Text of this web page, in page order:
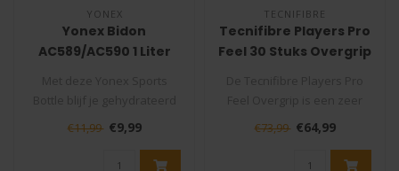
YONEX
Yonex Bidon
AC589/AC590 1 Liter
tijdens je intensieve trainin..
€11,99 €9,99
TECNIFIBRE
Tecnifibre Players Pro
Feel 30 Stuks Overgrip
duurzame overgrip met een
€73,99 €64,99